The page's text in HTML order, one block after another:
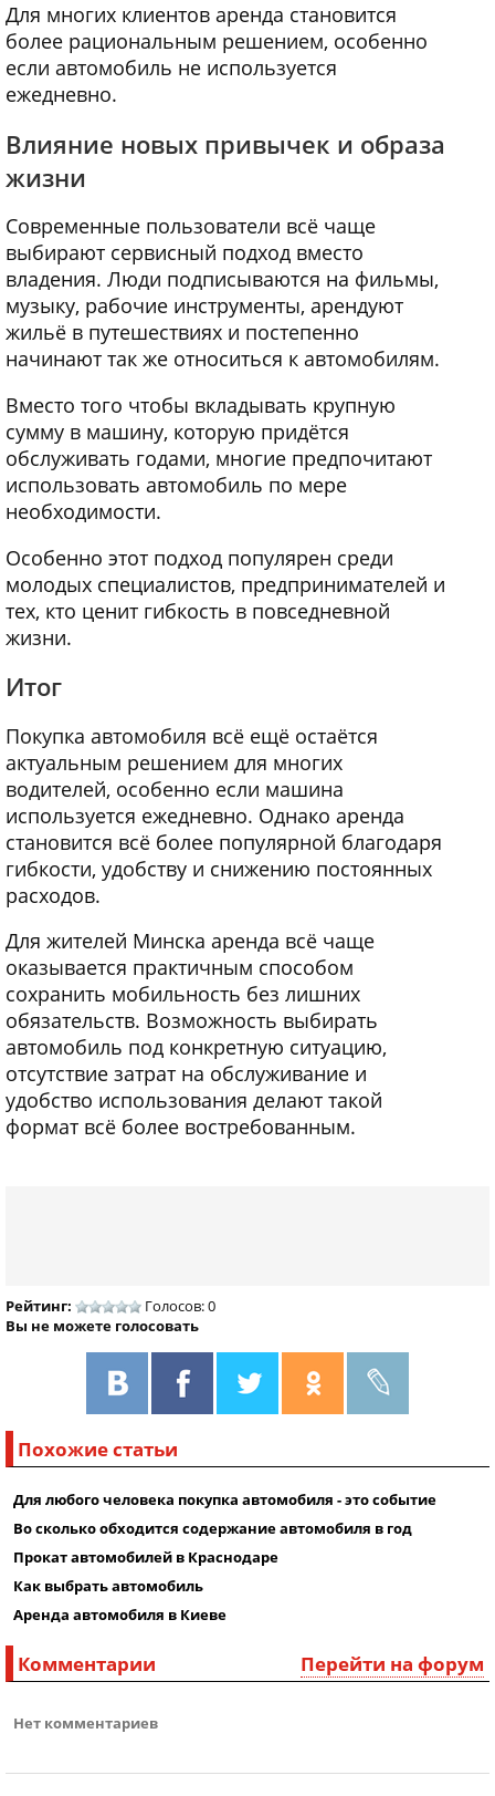
Для многих клиентов аренда становится
более рациональным решением, особенно
если автомобиль не используется
ежедневно.
Влияние новых привычек и образа
жизни
Современные пользователи всё чаще
выбирают сервисный подход вместо
владения. Люди подписываются на фильмы,
музыку, рабочие инструменты, арендуют
жильё в путешествиях и постепенно
начинают так же относиться к автомобилям.
Вместо того чтобы вкладывать крупную
сумму в машину, которую придётся
обслуживать годами, многие предпочитают
использовать автомобиль по мере
необходимости.
Особенно этот подход популярен среди
молодых специалистов, предпринимателей и
тех, кто ценит гибкость в повседневной
жизни.
Итог
Покупка автомобиля всё ещё остаётся
актуальным решением для многих
водителей, особенно если машина
используется ежедневно. Однако аренда
становится всё более популярной благодаря
гибкости, удобству и снижению постоянных
расходов.
Для жителей Минска аренда всё чаще
оказывается практичным способом
сохранить мобильность без лишних
обязательств. Возможность выбирать
автомобиль под конкретную ситуацию,
отсутствие затрат на обслуживание и
удобство использования делают такой
формат всё более востребованным.
Рейтинг:
Голосов: 0
Вы не можете голосовать
Похожие статьи
Для любого человека покупка автомобиля - это событие
Во сколько обходится содержание автомобиля в год
Прокат автомобилей в Краснодаре
Как выбрать автомобиль
Аренда автомобиля в Киеве
Перейти на форум
Комментарии
Нет комментариев